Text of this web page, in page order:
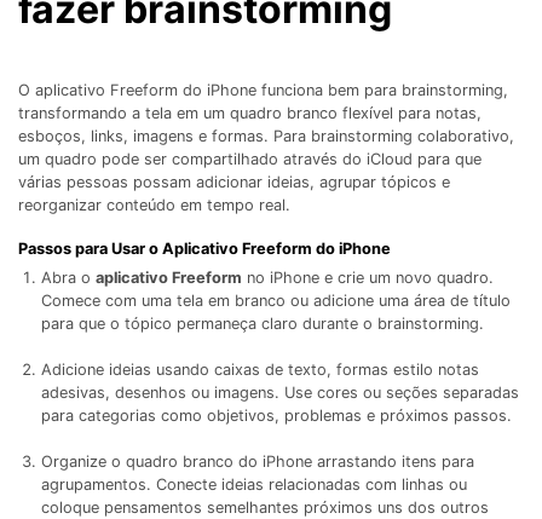
Ver Todos Os Aplicativos
Gerenciador de dados
Proteção do celular
Encontre Mais Soluções
O aplicativo Freeform do iPhone funciona bem para brainstorming,
transformando a tela em um quadro branco flexível para notas,
esboços, links, imagens e formas. Para brainstorming colaborativo,
um quadro pode ser compartilhado através do iCloud para que
várias pessoas possam adicionar ideias, agrupar tópicos e
reorganizar conteúdo em tempo real.
Passos para Usar o Aplicativo Freeform do iPhone
Abra o aplicativo Freeform no iPhone e crie um novo quadro.
Comece com uma tela em branco ou adicione uma área de título
para que o tópico permaneça claro durante o brainstorming.
Adicione ideias usando caixas de texto, formas estilo notas
adesivas, desenhos ou imagens. Use cores ou seções separadas
para categorias como objetivos, problemas e próximos passos.
Organize o quadro branco do iPhone arrastando itens para
agrupamentos. Conecte ideias relacionadas com linhas ou
coloque pensamentos semelhantes próximos uns dos outros